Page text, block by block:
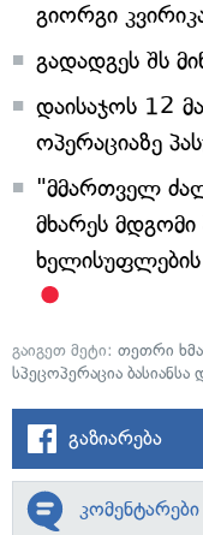
გიორგი
გადადგეს შს
დაისაჯოს 12
ოპერაციაზე
"მმართველ
მხარეს
გაიგეთ მეტი: თეთრი
სპეცოპერაცია
გაზიარება
კომენტარები